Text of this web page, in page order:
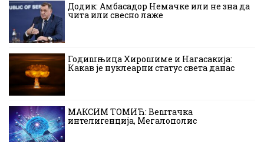
Додик: Амбасадор Немачке или не зна да
чита или свесно лаже
Годишњица Хирошиме и Нагасакија:
Какав је нуклеарни статус света данас
МАКСИМ ТОМИЋ: Вештачка
интелигенција, Мегалополис